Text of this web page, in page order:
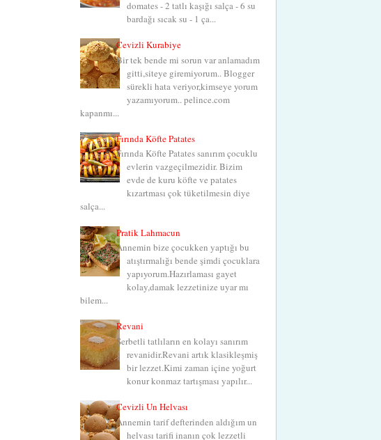
domates - 2 tatlı kaşığı salça - 6 su
bardağı sıcak su - 1 ça...
Cevizli Kurabiye
Bir tek bende mi sorun var anlamadım
gitti,siteye giremiyorum.. Blogger
sürekli hata veriyor,kimseye yorum
yazamıyorum.. pelince.com
kapanmı...
Fırında Köfte Patates
Fırında Köfte Patates sanırım çocuklu
evlerin vazgeçilmezidir. Bizim
evde de kuru köfte ve patates
kızartması çok tüketilmesin diye
salça...
Pratik Lahmacun
Annemin bize çocukken yaptığı bu
atıştırmalığı bende şimdi çocuklara
yapıyorum.Hazırlaması gayet
kolay,damak lezzetinize uyar mı
bilem...
Revani
Şerbetli tatlıların en kolayı sanırım
revanidir.Revani artık klasikleşmiş
bir lezzet.Kimi zaman içine yoğurt
konur konmaz tartışması yapılır...
Cevizli Un Helvası
Annemin tarif defterinden aldığım un
helvası tarifi inanın çok lezzetli